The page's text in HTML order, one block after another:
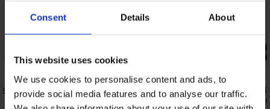
Consent Details About
This website uses cookies
We use cookies to personalise content and ads, to
provide social media features and to analyse our traffic.
Nevidljivi grudnjak Bye Bra pull-ups
tekstilni
-20% BRA20
izreze 18